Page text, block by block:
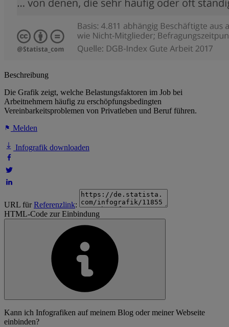
Beschreibung
Die Grafik zeigt, welche Belastungsfaktoren im Job bei
Arbeitnehmern häufig zu erschöpfungsbedingten
Vereinbarkeitsproblemen von Privatleben und Beruf führen.
Melden
Infografik downloaden
URL fürReferenzlink:
HTML-Code zur Einbindung
Kann ich Infografiken auf meinem Blog oder meiner Webseite
einbinden?